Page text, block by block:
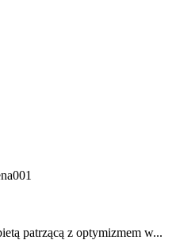
patrzącą z optymizmem w...